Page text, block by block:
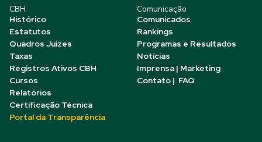
CBH
Histórico
Estatutos
Quadros Juízes
Taxas
Registros Ativos CBH
Cursos
Relatórios
Certificação Técnica
Portal da Transparência
Comunicação
Comunicados
Rankings
Programas e Resultados
Notícias
Imprensa | Marketing
Contato | FAQ